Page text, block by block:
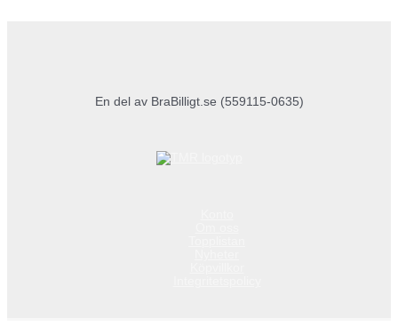
En del av BraBilligt.se (559115-0635)